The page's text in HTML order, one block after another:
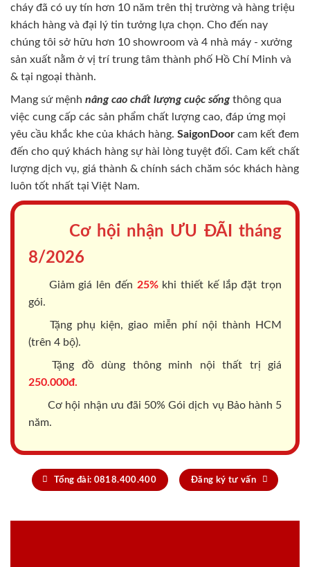
cháy đã có uy tín hơn 10 năm trên thị trường và hàng triệu
khách hàng và đại lý tin tưởng lựa chọn. Cho đến nay
chúng tôi sở hữu hơn 10 showroom và 4 nhà máy - xưởng
sản xuất nằm ở vị trí trung tâm thành phố Hồ Chí Minh và
& tại ngoại thành.
Mang sứ mệnh nâng cao chất lượng cuộc sốngthông qua
việc cung cấp các sản phẩm chất lượng cao, đáp ứng mọi
yêu cầu khắc khe của khách hàng. SaigonDoor cam kết đem
đến cho quý khách hàng sự hài lòng tuyệt đối. Cam kết chất
lượng dịch vụ, giá thành & chính sách chăm sóc khách hàng
luôn tốt nhất tại Việt Nam.
Cơ hội nhận ƯU ĐÃI tháng
8/2026
Giảm giá lên đến 25%khi thiết kế lắp đặt trọn
gói.
Tặng phụ kiện, giao miễn phí nội thành HCM
(trên 4 bộ).
Tặng đồ dùng thông minh nội thất trị giá
250.000đ.
Cơ hội nhận ưu đãi 50% Gói dịch vụ Bảo hành 5
năm.
Tổng đài: 0818.400.400 Đăng ký tư vấn